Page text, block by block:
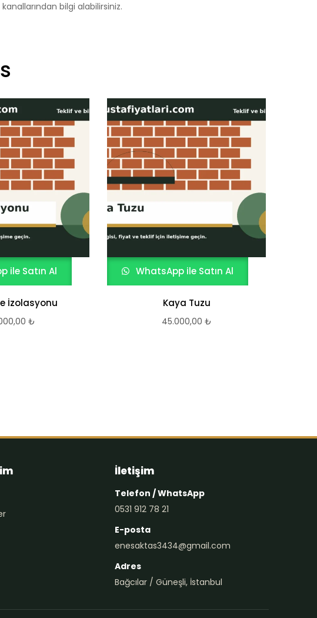
bilgi alabilirsiniz.
ile Satın Al
İzolasyonu
₺
WhatsApp ile Satın Al
Kaya Tuzu
45.000,00 ₺
İletişim
Telefon / WhatsApp
0531 912 78 21
E-posta
enesaktas3434@gmail.com
Adres
Bağcılar / Güneşli, İstanbul